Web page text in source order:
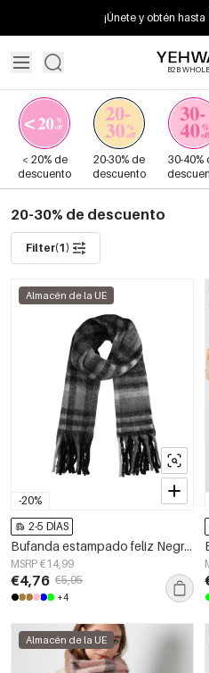
¡Únete y obtén
B2B
< 20% de
descuento
20-30% de
descuento
30-40%
20-30% de descuento
Filter(1)
-20%
Almacén de la UE
2-5 DÍAS
Bufanda estampado feliz Negro Poliéster
MSRP €14,99
€4,76 €5,95
+4
Almacén de la UE